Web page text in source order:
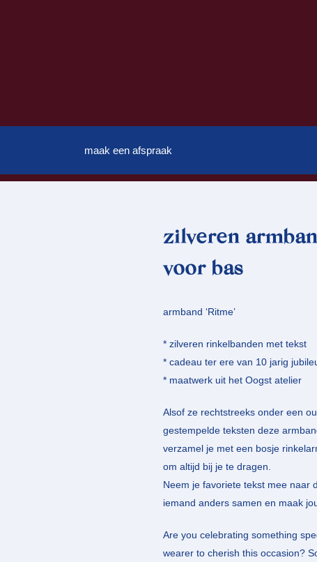
maak een afspraak
zilveren
voor bas
armband ‘Ritme’
* zilveren rinkelbanden met tekst
* cadeau ter ere van 10 jarig
* maatwerk uit het Oogst atelier
Alsof ze rechtstreeks onder een
gestempelde teksten deze
verzamel je met een bosje
om altijd bij je te dragen.
Neem je favoriete tekst mee naar
iemand anders samen en maak
Are you celebrating something
wearer to cherish this occasion?